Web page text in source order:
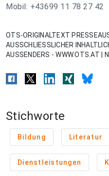
Mobil: +43699 11 78 27 42
OTS-ORIGINALTEXT
AUSSCHLIESSLICHER
AUSSENDERS - WWW.OTS.AT |
Stichworte
Bildung Literatur
Dienstleistungen